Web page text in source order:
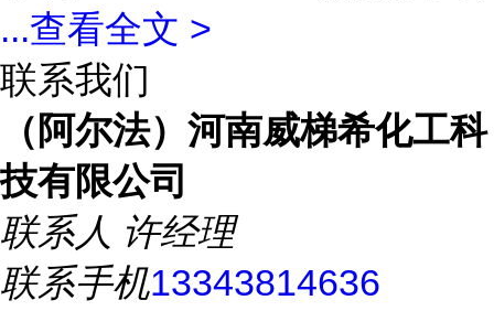
...查看全文 >
联系我们
（阿尔法）河南威梯希化工科
技有限公司
联系人 许经理
联系手机13343814636